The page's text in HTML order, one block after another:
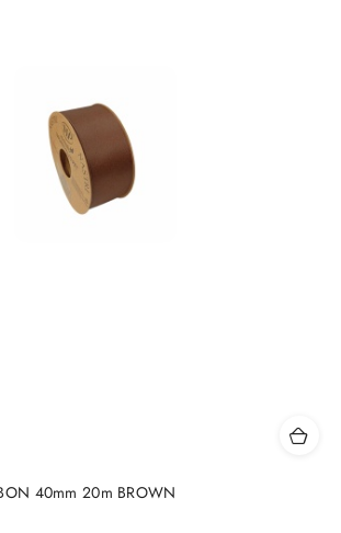
40mm 20m BROWN